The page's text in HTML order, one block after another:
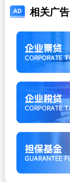
相关广告